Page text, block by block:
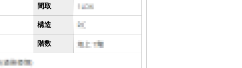
間取
構造
階数